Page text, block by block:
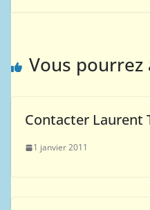
Vous
Contacter Laurent
1 janvier 2011